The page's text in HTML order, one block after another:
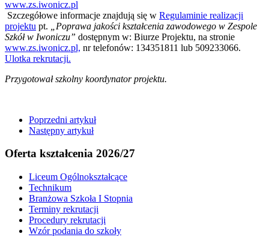
www.zs.iwonicz.pl
Szczegółowe informacje znajdują się w Regulaminie realizacji
projektu pt.
„Poprawa jakości kształcenia zawodowego w Zespole
Szkół w Iwoniczu” dostępnym w: Biurze Projektu, na stronie
www.zs.iwonicz.pl, nr telefonów: 134351811 lub 509233066.
Ulotka rekrutacji.
Przygotował szkolny koordynator projektu.
Poprzedni artykuł
Następny artykuł
Oferta kształcenia 2026/27
Liceum Ogólnokształcące
Technikum
Branżowa Szkoła I Stopnia
Terminy rekrutacji
Procedury rekrutacji
Wzór podania do szkoły